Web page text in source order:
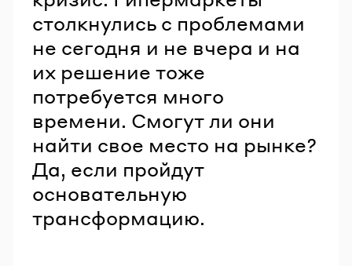
столкнулись с проблемами
не сегодня и не вчера и на
их решение тоже
потребуется много
времени. Смогут ли они
найти свое место на рынке?
Да, если пройдут
основательную
трансформацию.